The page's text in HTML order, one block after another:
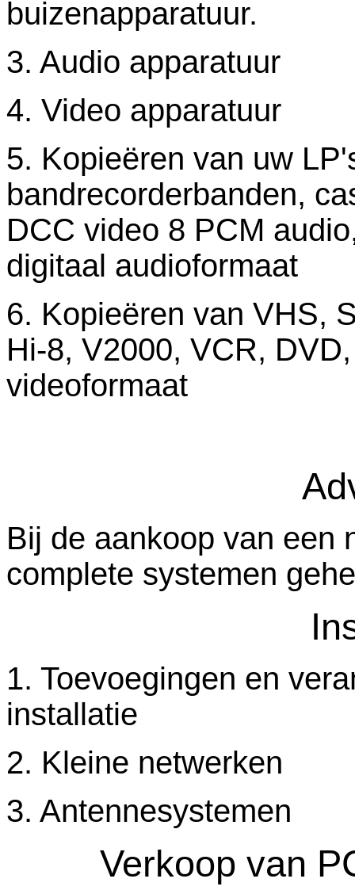
buizenapparatuur.
3. Audio apparatuur
4. Video apparatuur
5. Kopieëren van uw
bandrecorderbanden,
DCC video 8 PCM
digitaal audioformaat
6. Kopieëren van VHS,
Hi-8, V2000, VCR,
videoformaat
Bij de aankoop van een
complete systemen
1. Toevoegingen en
installatie
2. Kleine netwerken
3. Antennesystemen
Verkoop van